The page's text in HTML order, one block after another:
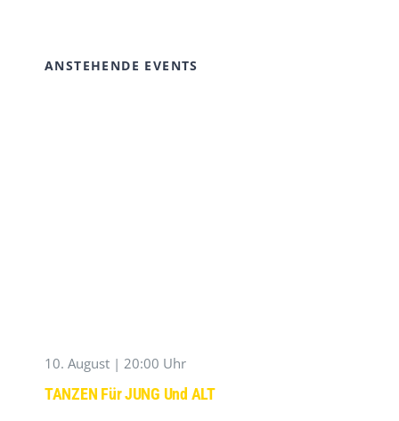
ANSTEHENDE EVENTS
10. August | 20:00 Uhr
TANZEN Für JUNG Und ALT